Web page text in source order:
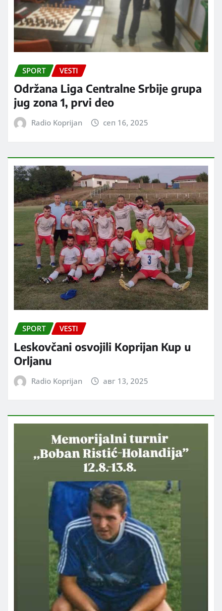
SPORT VESTI
Održana Liga Centralne Srbije grupa
jug zona 1, prvi deo
Radio Koprijan сеп 16, 2025
SPORT VESTI
Leskovčani osvojili Koprijan Kup u
Orljanu
Radio Koprijan авг 13, 2025